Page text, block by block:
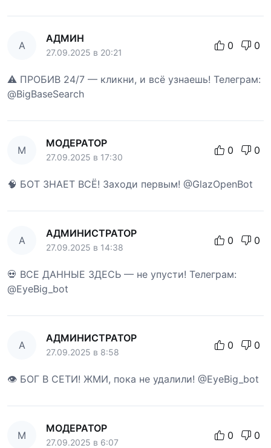
А
АДМИН
27.09.2025 в 20:21
0 0
⚠️ ПРОБИВ 24/7 — кликни, и всё узнаешь! Телеграм:
@BigBaseSearch
М
МОДЕРАТОР
27.09.2025 в 17:30
0 0
🧠 БОТ ЗНАЕТ ВСЁ! Заходи первым! @GlazOpenBot
А
АДМИНИСТРАТОР
27.09.2025 в 14:38
0 0
💀 ВСЕ ДАННЫЕ ЗДЕСЬ — не упусти! Телеграм:
@EyeBig_bot
А
АДМИНИСТРАТОР
27.09.2025 в 8:58
0 0
👁 БОГ В СЕТИ! ЖМИ, пока не удалили! @EyeBig_bot
М
МОДЕРАТОР
27.09.2025 в 6:07
0 0